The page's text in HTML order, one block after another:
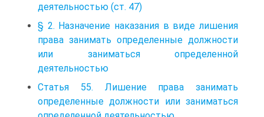
деятельностью (ст. 47)
§ 2. Назначение наказания в виде лишения
права занимать определенные должности
или заниматься определенной
деятельностью
Статья 55. Лишение права занимать
определенные должности или заниматься